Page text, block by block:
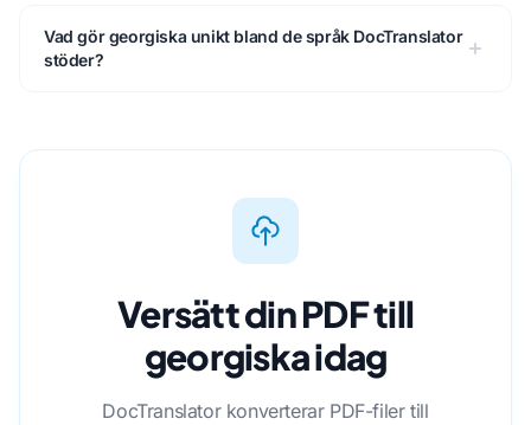
Vad gör georgiska unikt bland de språk DocTranslator
stöder?
Versätt din PDF till
georgiska idag
DocTranslator konverterar PDF-filer till